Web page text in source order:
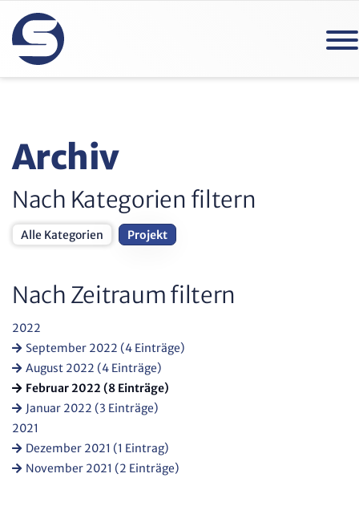
Archiv
Nach Kategorien filtern
Alle Kategorien Projekt
Nach Zeitraum filtern
2022
September 2022 (4 Einträge)
August 2022 (4 Einträge)
Februar 2022 (8 Einträge)
Januar 2022 (3 Einträge)
2021
Dezember 2021 (1 Eintrag)
November 2021 (2 Einträge)